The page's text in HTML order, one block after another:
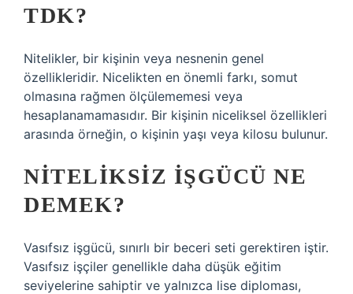
TDK?
Nitelikler, bir kişinin veya nesnenin genel
özellikleridir. Nicelikten en önemli farkı, somut
olmasına rağmen ölçülememesi veya
hesaplanamamasıdır. Bir kişinin niceliksel özellikleri
arasında örneğin, o kişinin yaşı veya kilosu bulunur.
NITELIKSIZ IŞGÜCÜ NE
DEMEK?
Vasıfsız işgücü, sınırlı bir beceri seti gerektiren iştir.
Vasıfsız işçiler genellikle daha düşük eğitim
seviyelerine sahiptir ve yalnızca lise diploması,